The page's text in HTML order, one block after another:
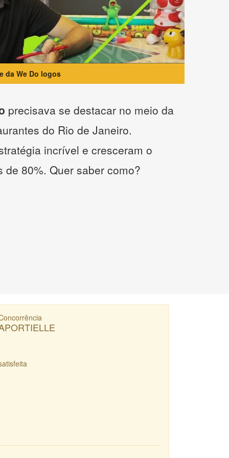
da We Do logos
precisava se destacar no meio da
do Rio de Janeiro.
incrível e cresceram o
de 80%. Quer saber como?